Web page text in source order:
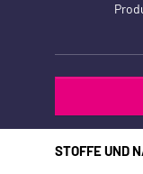
STOFFE UND